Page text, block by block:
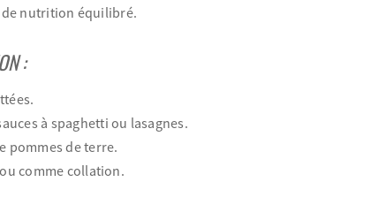
de nutrition équilibré.
:
à spaghetti ou lasagnes.
pommes de terre.
comme collation.